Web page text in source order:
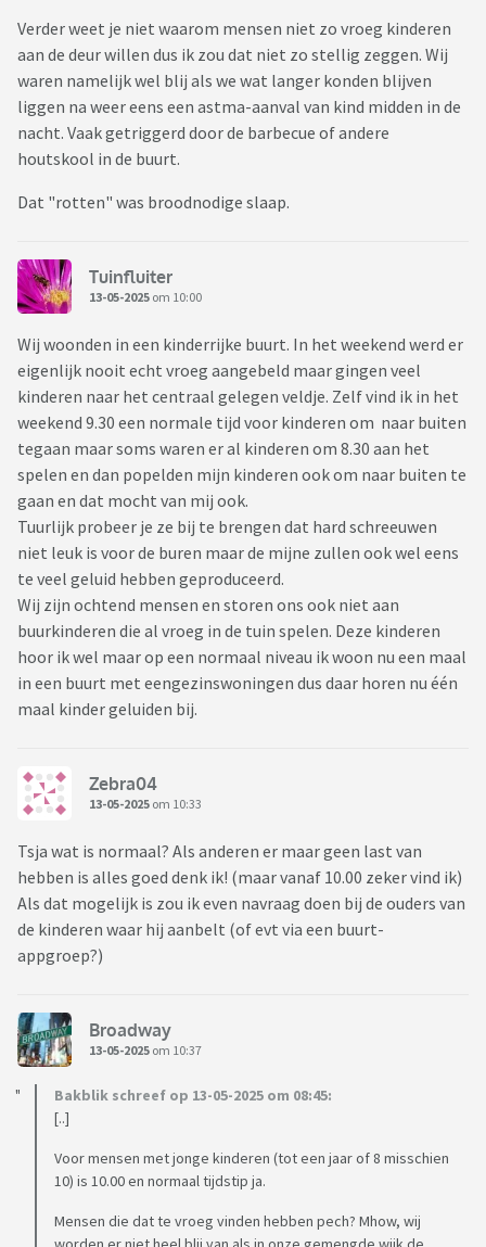
Verder weet je niet waarom mensen niet zo vroeg kinderen
aan de deur willen dus ik zou dat niet zo stellig zeggen. Wij
waren namelijk wel blij als we wat langer konden blijven
liggen na weer eens een astma-aanval van kind midden in de
nacht. Vaak getriggerd door de barbecue of andere
houtskool in de buurt.
Dat "rotten" was broodnodige slaap.
Tuinfluiter
13-05-2025 om 10:00
Wij woonden in een kinderrijke buurt. In het weekend werd er
eigenlijk nooit echt vroeg aangebeld maar gingen veel
kinderen naar het centraal gelegen veldje. Zelf vind ik in het
weekend 9.30 een normale tijd voor kinderen om naar buiten
tegaan maar soms waren er al kinderen om 8.30 aan het
spelen en dan popelden mijn kinderen ook om naar buiten te
gaan en dat mocht van mij ook.
Tuurlijk probeer je ze bij te brengen dat hard schreeuwen
niet leuk is voor de buren maar de mijne zullen ook wel eens
te veel geluid hebben geproduceerd.
Wij zijn ochtend mensen en storen ons ook niet aan
buurkinderen die al vroeg in de tuin spelen. Deze kinderen
hoor ik wel maar op een normaal niveau ik woon nu een maal
in een buurt met eengezinswoningen dus daar horen nu één
maal kinder geluiden bij.
Zebra04
13-05-2025 om 10:33
Tsja wat is normaal? Als anderen er maar geen last van
hebben is alles goed denk ik! (maar vanaf 10.00 zeker vind ik)
Als dat mogelijk is zou ik even navraag doen bij de ouders van
de kinderen waar hij aanbelt (of evt via een buurt-
appgroep?)
Broadway
13-05-2025 om 10:37
Bakblik schreef op 13-05-2025 om 08:45:
[..]
Voor mensen met jonge kinderen (tot een jaar of 8 misschien
10) is 10.00 en normaal tijdstip ja.
Mensen die dat te vroeg vinden hebben pech? Mhow, wij